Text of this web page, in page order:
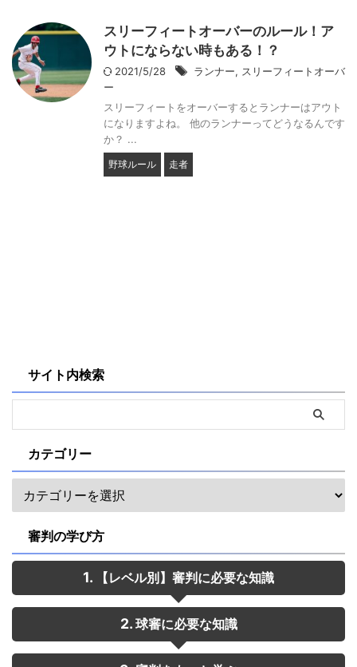
スリーフィートオーバーのルール！ア
ウトにならない時もある！？
2021/5/28 ランナー, スリーフィートオーバ
ー
スリーフィートをオーバーするとランナーはアウト
になりますよね。 他のランナーってどうなるんです
か？ ...
野球ルール 走者
サイト内検索
カテゴリー
審判の学び方
【レベル別】審判に必要な知識
球審に必要な知識